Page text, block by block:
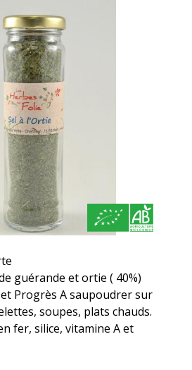
guérande et ortie ( 40%)
Progrès A saupoudrer sur
soupes, plats chauds.
fer, silice, vitamine A et